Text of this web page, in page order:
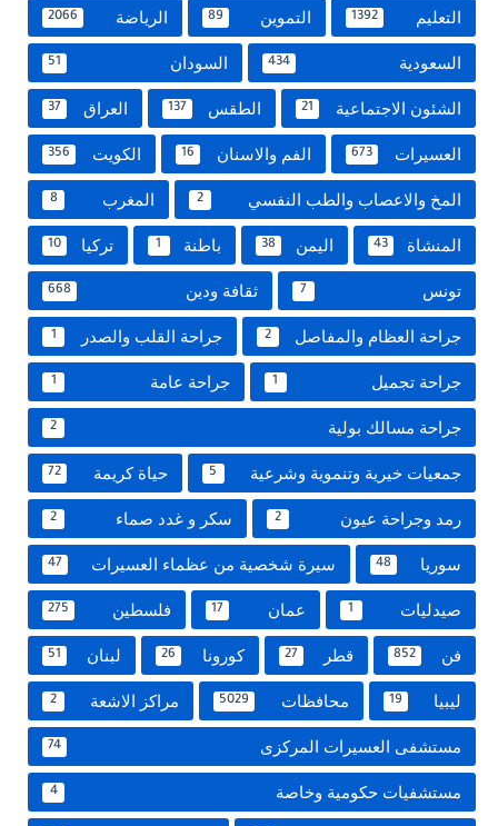
التعليم 1392 التموين 89 الرياضة 2066
السعودية 434 السودان 51
الشئون الاجتماعية 21 الطقس 137 العراق 37
العسيرات 673 الفم والاسنان 16 الكويت 356
المخ والاعصاب والطب النفسي 2 المغرب 8
المنشاة 43 اليمن 38 باطنة 1 تركيا 10
تونس 7 ثقافة ودين 668
جراحة العظام والمفاصل 2 جراحة القلب والصدر 1
جراحة تجميل 1 جراحة عامة 1
جراحة مسالك بولية 2
جمعيات خيرية وتنموية وشرعية 5 حياة كريمة 72
رمد وجراحة عيون 2 سكر و غدد صماء 2
سوريا 48 سيرة شخصية من عظماء العسيرات 47
صيدليات 1 عمان 17 فلسطين 275
فن 852 قطر 27 كورونا 26 لبنان 51
ليبيا 19 محافظات 5029 مراكز الاشعة 2
مستشفى العسيرات المركزى 74
مستشفيات حكومية وخاصة 4